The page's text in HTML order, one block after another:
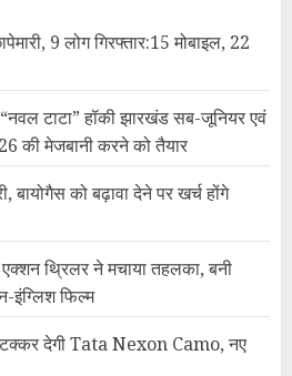
9 लोग गिरफ्तार:15 मोबाइल, 22
“नवल टाटा” हॉकी झारखंड सब-जूनियर एवं
की मेजबानी करने को तैयार
बायोगैस को बढ़ावा देने पर खर्च होंगे
थ्रिलर ने मचाया तहलका, बनी
इंग्लिश फिल्म
देगी Tata Nexon Camo, नए